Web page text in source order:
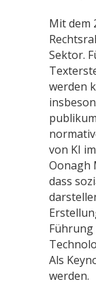
Mit dem
Sektor.
werden
von KI
Oonagh
dass
Als
werden.